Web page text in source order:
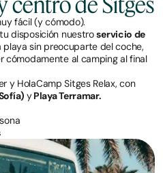
fácil (y cómodo).
disposición nuestroservicio de
playa sin preocuparte del coche,
cómodamente al camping al final
y HolaCamp Sitges Relax, con
yPlaya Terramar.